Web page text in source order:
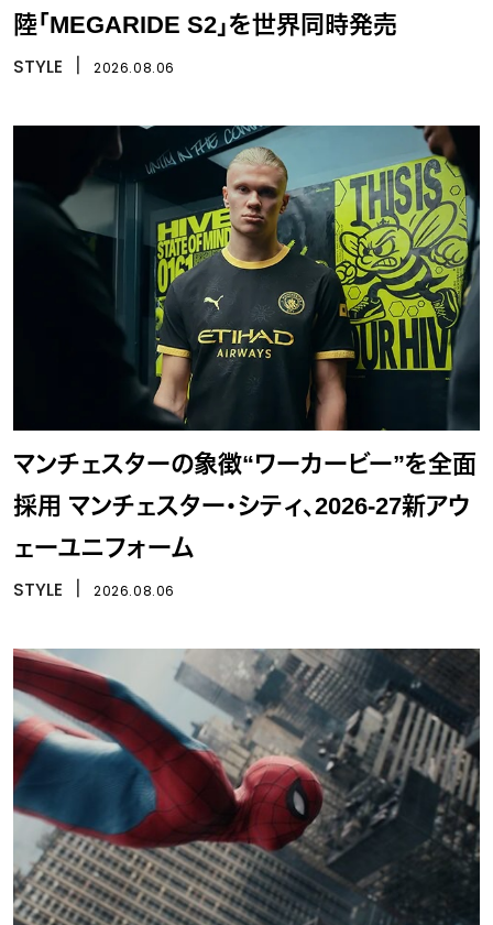
陸「MEGARIDE S2」を世界同時発売
STYLE 2026.08.06
マンチェスターの象徴“ワーカービー”を全面
採用 マンチェスター・シティ、2026-27新アウ
ェーユニフォーム
STYLE 2026.08.06